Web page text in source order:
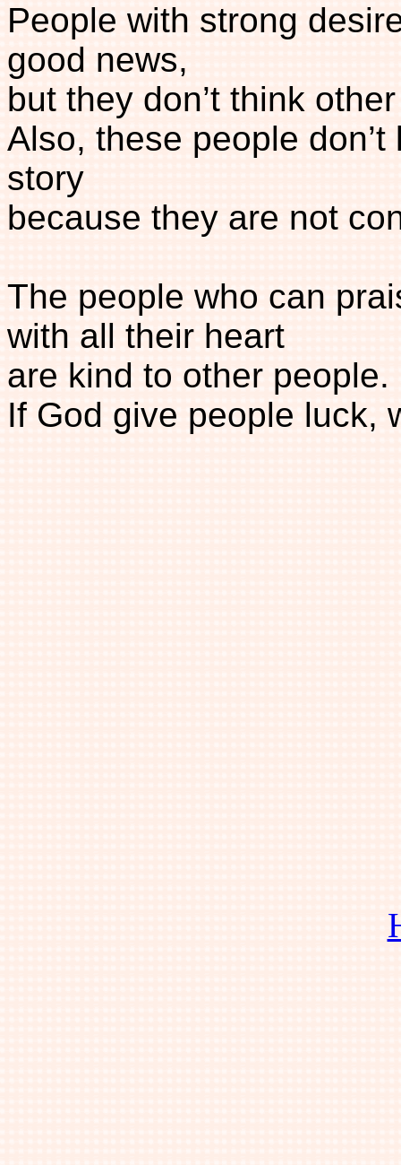
People with strong
good news,
but they don’t think
Also, these people
story
because they are not
The people who can
with all their heart
are kind to other people.
If God give people luck,